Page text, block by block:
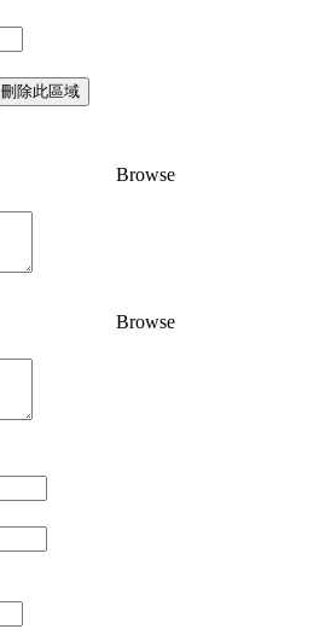
刪除此區域
Browse
Browse